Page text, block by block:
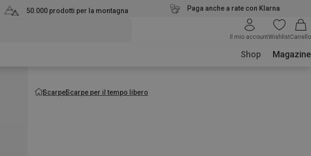
50.000 prodotti per la montagna Paga anche a rate con Klarna
Il mio accountWishlistCarrello
Shop Magazine
ScarpeScarpe per il tempo libero